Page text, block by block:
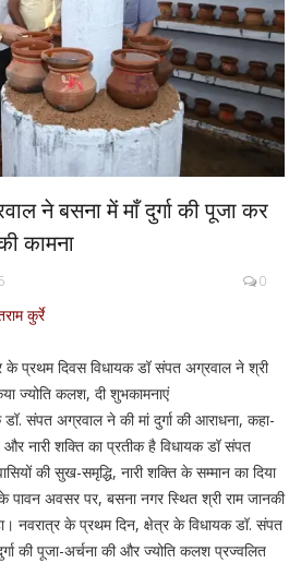
ने बसना में माँ दुर्गा की पूजा कर
कामना
0
कुर्रे
के प्रथम दिवस विधायक डॉ संपत अग्रवाल ने श्री
ज्योति कलश, दी शुभकामनाएं
संपत अग्रवाल ने की मां दुर्गा की आराधना, कहा-
और नारी शक्ति का प्रतीक है विधायक डॉ संपत
की सुख-समृद्धि, नारी शक्ति के सम्मान का दिया
पावन अवसर पर, बसना नगर स्थित श्री राम जानकी
नवरात्र के प्रथम दिन, क्षेत्र के विधायक डॉ. संपत
की पूजा-अर्चना की और ज्योति कलश प्रज्वलित